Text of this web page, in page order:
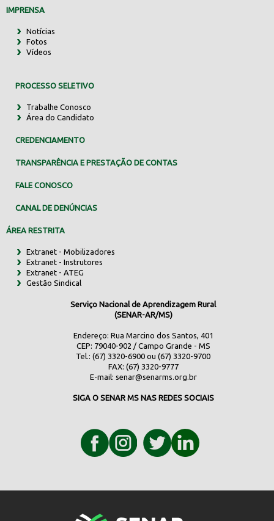
IMPRENSA
Notícias
Fotos
Vídeos
PROCESSO SELETIVO
Trabalhe Conosco
Área do Candidato
CREDENCIAMENTO
TRANSPARÊNCIA E PRESTAÇÃO DE CONTAS
FALE CONOSCO
CANAL DE DENÚNCIAS
ÁREA RESTRITA
Extranet - Mobilizadores
Extranet - Instrutores
Extranet - ATEG
Gestão Sindical
Serviço Nacional de Aprendizagem Rural
(SENAR-AR/MS)
Endereço: Rua Marcino dos Santos, 401
CEP: 79040-902 / Campo Grande - MS
Tel.: (67) 3320-6900 ou (67) 3320-9700
FAX: (67) 3320-9777
E-mail: senar@senarms.org.br
SIGA O SENAR MS NAS REDES SOCIAIS